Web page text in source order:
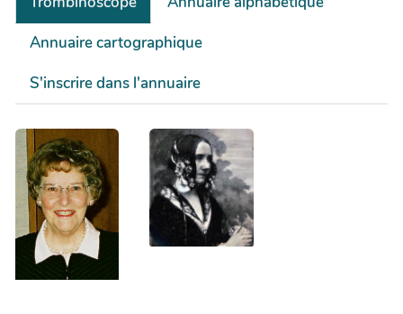
Annuaire cartographique
S'inscrire dans l'annuaire